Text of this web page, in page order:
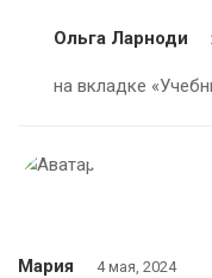
Ольга Ларноди
на вкладке
Мария 4 мая, 2024